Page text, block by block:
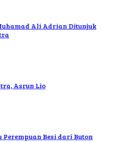
Ali Adrian Ditunjuk
Asrun Lio
Perempuan Besi dari Buton